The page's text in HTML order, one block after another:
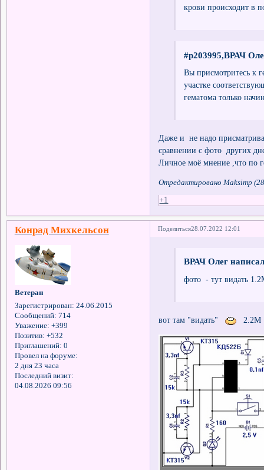
крови происходит в
#p203995,ВРАЧ
Вы присмотритесь к
участке
гематома только
Даже и не надо
сравнении с фото других
Личное моё мнение ,что по
Отредактировано Maksimp
+1
Поделиться28.07.2022 12:01
Конрад Михкельсон
Ветеран
Зарегистрирован: 24.06.2015
Сообщений: 714
Уважение: +399
Позитив: +532
Приглашений: 0
Провел на форуме:
2 дня 23 часа
Последний визит:
04.08.2026 09:56
ВРАЧ Олег
фото - тут видать
вот там "видать" 2.2М